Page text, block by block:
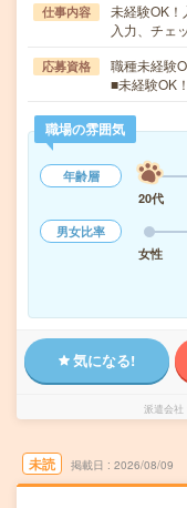
仕事内容
未経験OK！
入力、チェ
応募資格
職種未経験
■未経験OK！
職場の雰囲気
年齢層
20代
男女比率
女性
気になる!
派遣会社
未読 掲載日 2026/08/09